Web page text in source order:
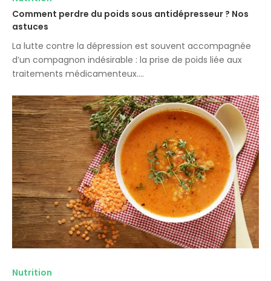
Comment perdre du poids sous antidépresseur ? Nos
astuces
La lutte contre la dépression est souvent accompagnée
d’un compagnon indésirable : la prise de poids liée aux
traitements médicamenteux.…
Nutrition